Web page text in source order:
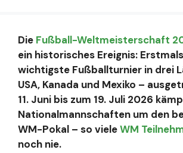
Die Fußball-Weltmeisterschaft
ein historisches Ereignis:
wichtigste Fußballturnier in drei
USA, Kanada und Mexiko –
11. Juni bis zum 19. Juli 2026
Nationalmannschaften um den
WM-Pokal – so vieleWM
noch nie.